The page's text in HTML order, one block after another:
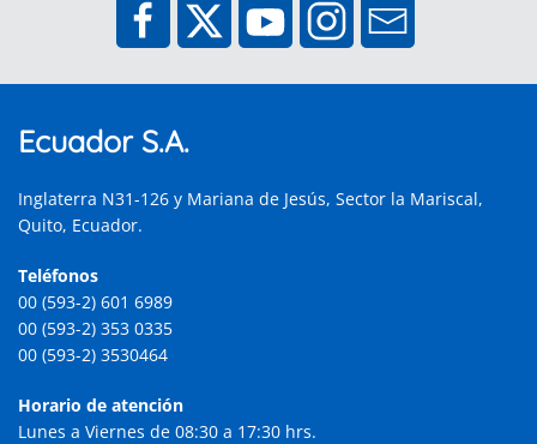
Ecuador S.A.
Inglaterra N31-126 y Mariana de Jesús, Sector la Mariscal,
Quito, Ecuador.
Teléfonos
00 (593-2) 601 6989
00 (593-2) 353 0335
00 (593-2) 3530464
Horario de atención
Lunes a Viernes de 08:30 a 17:30 hrs.